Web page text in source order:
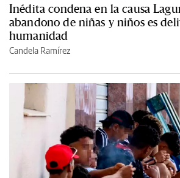
Inédita condena en la causa
abandono de niñas y niños es
humanidad
Candela Ramírez